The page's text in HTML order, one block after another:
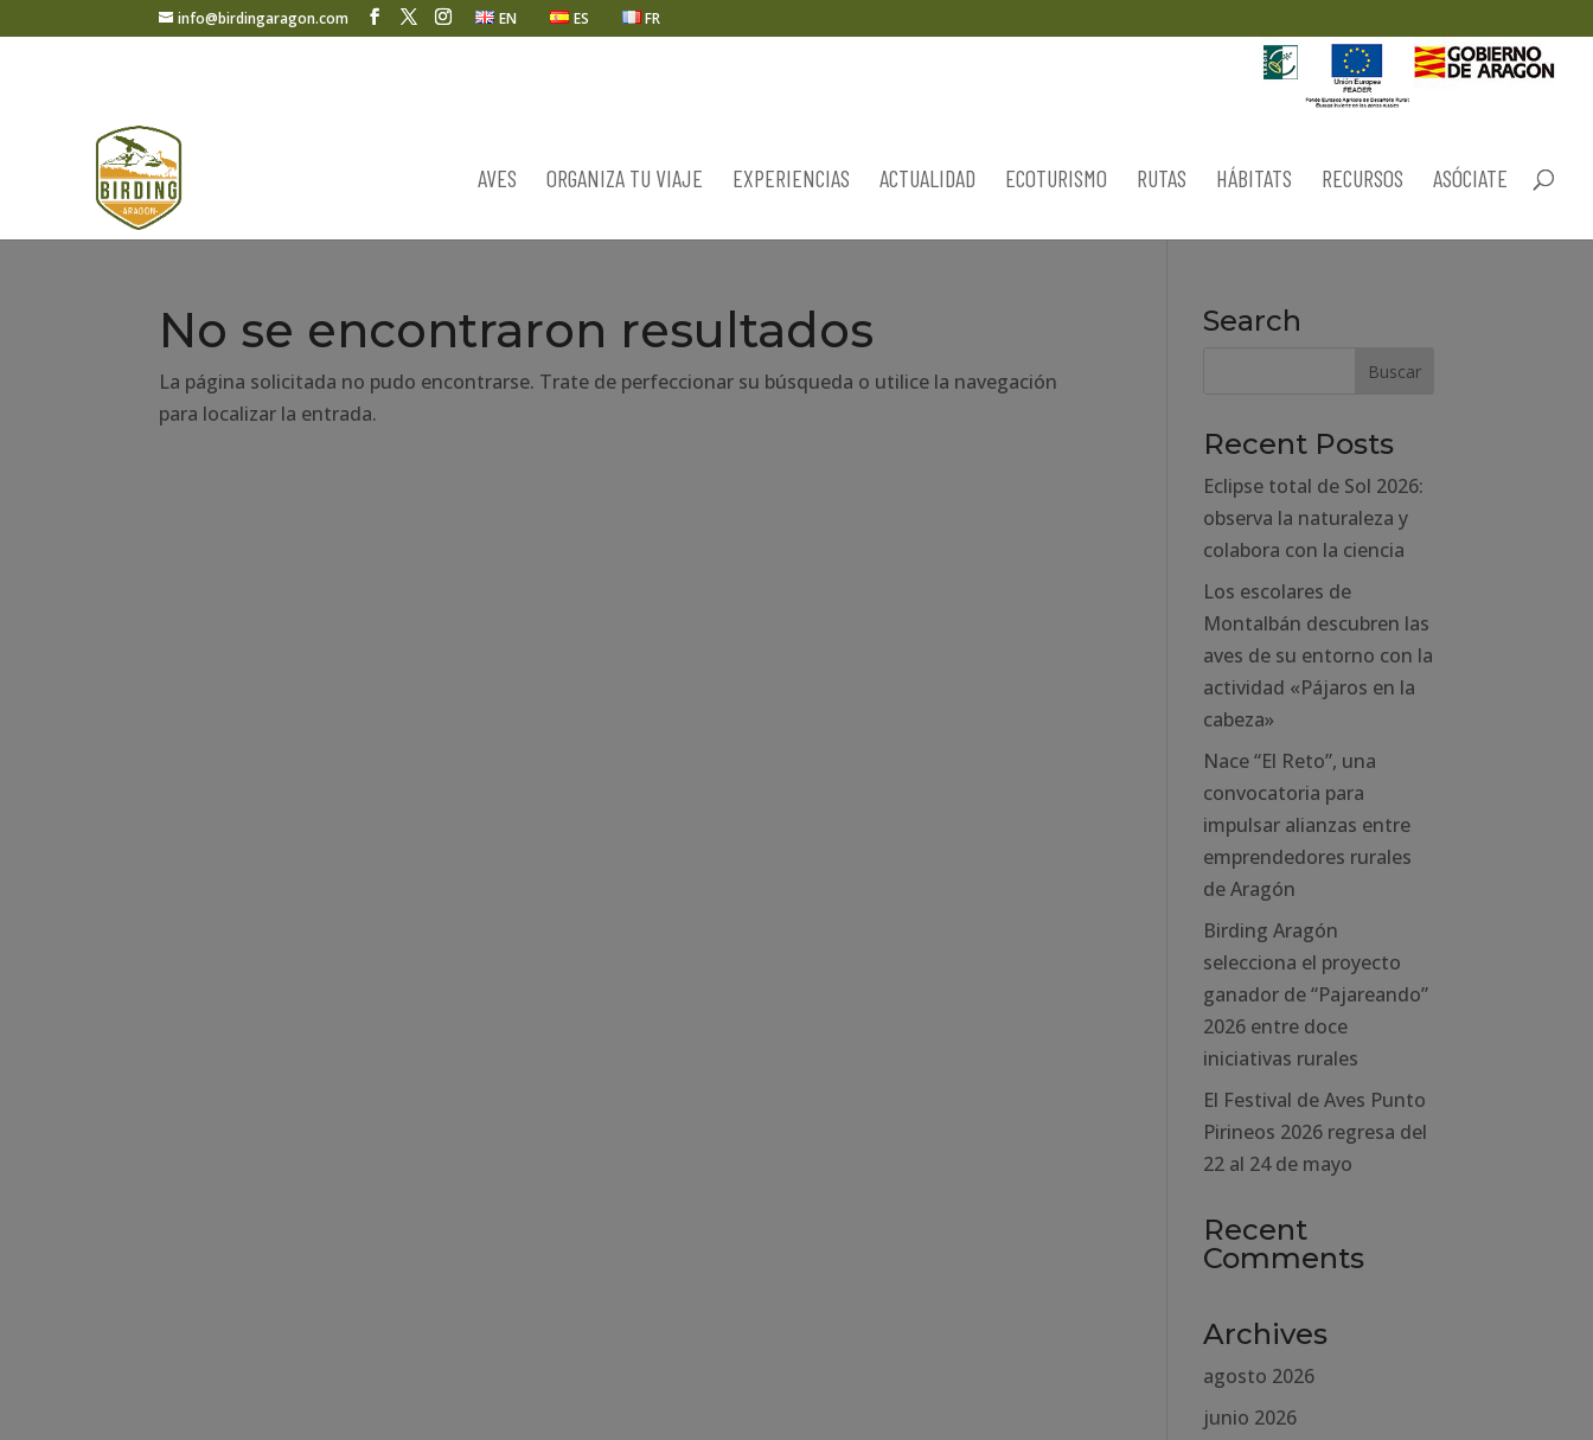
info@birdingaragon.com EN ES FR
AVES ORGANIZA TU VIAJE EXPERIENCIAS ACTUALIDAD ECOTURISMO RUTAS HÁBITATS RECURSOS ASÓCIATE
No se encontraron resultados
La página solicitada no pudo encontrarse. Trate de perfeccionar su búsqueda o utilice la navegación
para localizar la entrada.
Search
Recent Posts
Eclipse total de Sol 2026:
observa la naturaleza y
colabora con la ciencia
Los escolares de
Montalbán descubren las
aves de su entorno con la
actividad «Pájaros en la
cabeza»
Nace “El Reto”, una
convocatoria para
impulsar alianzas entre
emprendedores rurales
de Aragón
Birding Aragón
selecciona el proyecto
ganador de “Pajareando”
2026 entre doce
iniciativas rurales
El Festival de Aves Punto
Pirineos 2026 regresa del
22 al 24 de mayo
Recent
Comments
Archives
agosto 2026
junio 2026